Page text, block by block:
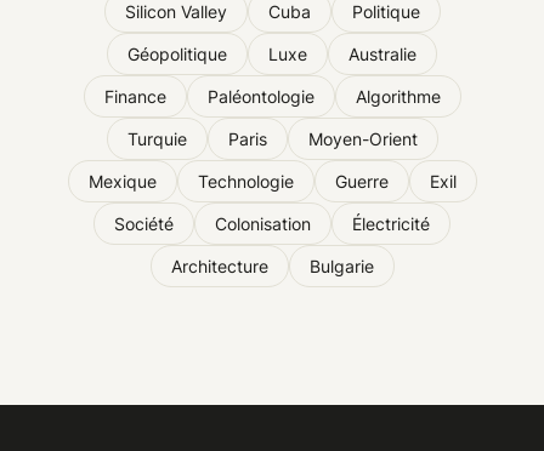
Silicon Valley Cuba Politique
Géopolitique Luxe Australie
Finance Paléontologie Algorithme
Turquie Paris Moyen-Orient
Mexique Technologie Guerre Exil
Société Colonisation Électricité
Architecture Bulgarie